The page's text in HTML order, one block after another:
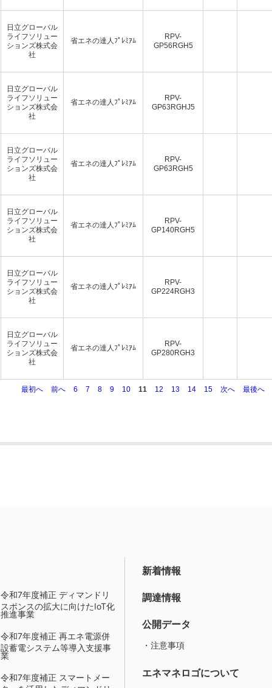
日立グローバル
ライフソリュー
ションズ株式会
社
省エネの達人ﾌﾟﾚﾐｱﾑ
RPV-
GP56RGH5
日立グローバル
ライフソリュー
ションズ株式会
社
省エネの達人ﾌﾟﾚﾐｱﾑ
RPV-
GP63RGHJ5
日立グローバル
ライフソリュー
ションズ株式会
社
省エネの達人ﾌﾟﾚﾐｱﾑ
RPV-
GP63RGH5
日立グローバル
ライフソリュー
ションズ株式会
社
省エネの達人ﾌﾟﾚﾐｱﾑ
RPV-
GP140RGH5
日立グローバル
ライフソリュー
ションズ株式会
社
省エネの達人ﾌﾟﾚﾐｱﾑ
RPV-
GP224RGH3
日立グローバル
ライフソリュー
ションズ株式会
社
省エネの達人ﾌﾟﾚﾐｱﾑ
RPV-
GP280RGH3
最初へ 前へ 6 7 8 9 10 11 12 13 14 15 次へ 最後へ
令和7年度補正 ディマンドリ
スポンスの拡大に向けたIoT化
推進事業
令和7年度補正 再エネ電源併
設蓄電システム等導入支援事
業
令和7年度補正 スマートメー
新着情報
調達情報
公開データ
・注意事項
エネマネロゴについて